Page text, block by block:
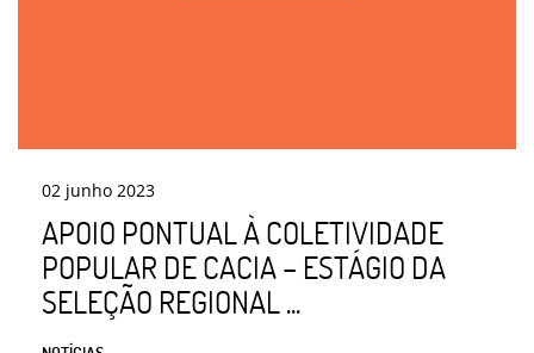
02 junho 2023
APOIO PONTUAL À COLETIVIDADE
POPULAR DE CACIA – ESTÁGIO DA
SELEÇÃO REGIONAL ...